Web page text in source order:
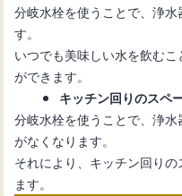
分岐水栓を使うことで、浄
す。
いつでも美味しい水を飲む
ができます。
キッチン回りのスペ
分岐水栓を使うことで、浄
がなくなります。
それにより、キッチン回り
ます。